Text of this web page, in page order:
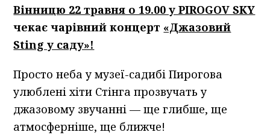
Вінницю 22 травня о 19.00 у PIROGOV SKY
чекає чарівний концерт «Джазовий
Sting у саду»!
Просто неба у музеї-садибі Пирогова
улюблені хіти Стінга прозвучать у
джазовому звучанні — ще глибше, ще
атмосферніше, ще ближче!